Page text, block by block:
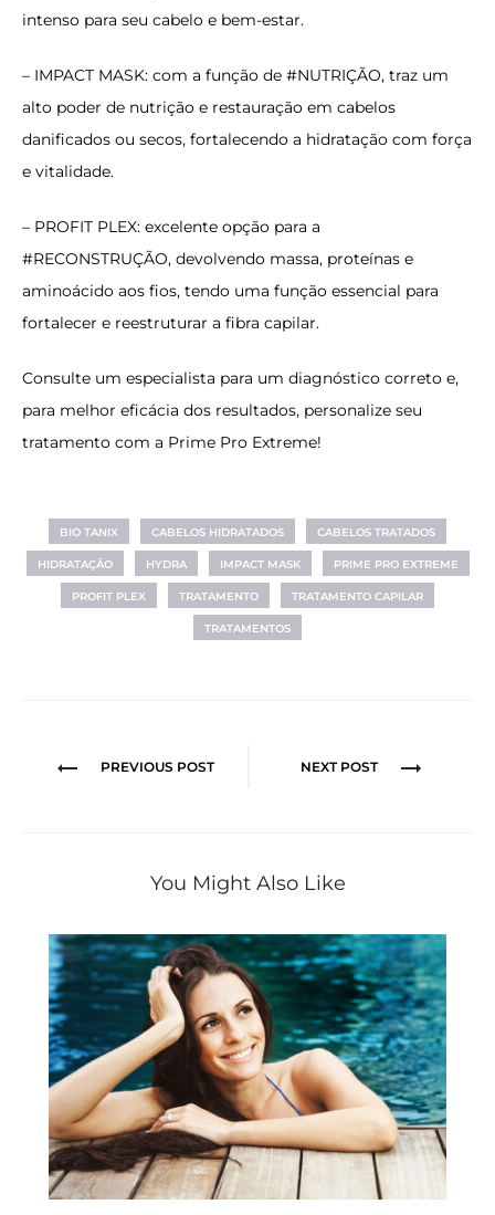
intenso para seu cabelo e bem-estar.
– IMPACT MASK: com a função de #NUTRIÇÃO, traz um
alto poder de nutrição e restauração em cabelos
danificados ou secos, fortalecendo a hidratação com força
e vitalidade.
– PROFIT PLEX: excelente opção para a
#RECONSTRUÇÃO, devolvendo massa, proteínas e
aminoácido aos fios, tendo uma função essencial para
fortalecer e reestruturar a fibra capilar.
Consulte um especialista para um diagnóstico correto e,
para melhor eficácia dos resultados, personalize seu
tratamento com a Prime Pro Extreme!
BIO TANIX CABELOS HIDRATADOS CABELOS TRATADOS
HIDRATAÇÃO HYDRA IMPACT MASK PRIME PRO EXTREME
PROFIT PLEX TRATAMENTO TRATAMENTO CAPILAR
TRATAMENTOS
Navegação
PREVIOUS POST NEXT POST
You Might Also Like